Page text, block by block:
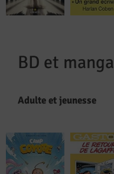
BD et manga
Adulte et jeunesse